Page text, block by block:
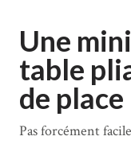
Une
table
de place
Pas forcément